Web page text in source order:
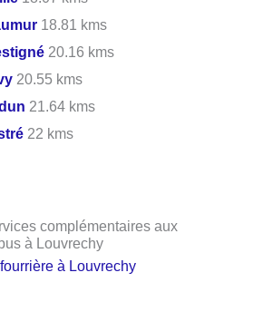
18.81 kms
20.16 kms
20.55 kms
21.64 kms
22 kms
complémentaires aux
à Louvrechy
à Louvrechy